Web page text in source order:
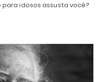
idosos assusta você?